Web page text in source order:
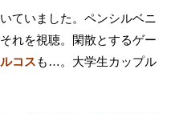
ていました。ペンシルベニ
れを視聴。閑散とするゲー
コスも…。大学生カップル